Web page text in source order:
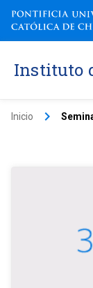
Instituto
Inicio keyboard_arrow_right